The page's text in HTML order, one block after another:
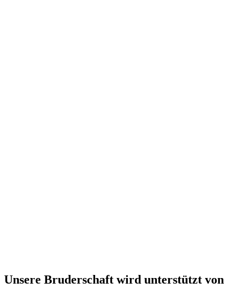
Unsere Bruderschaft wird unterstützt von